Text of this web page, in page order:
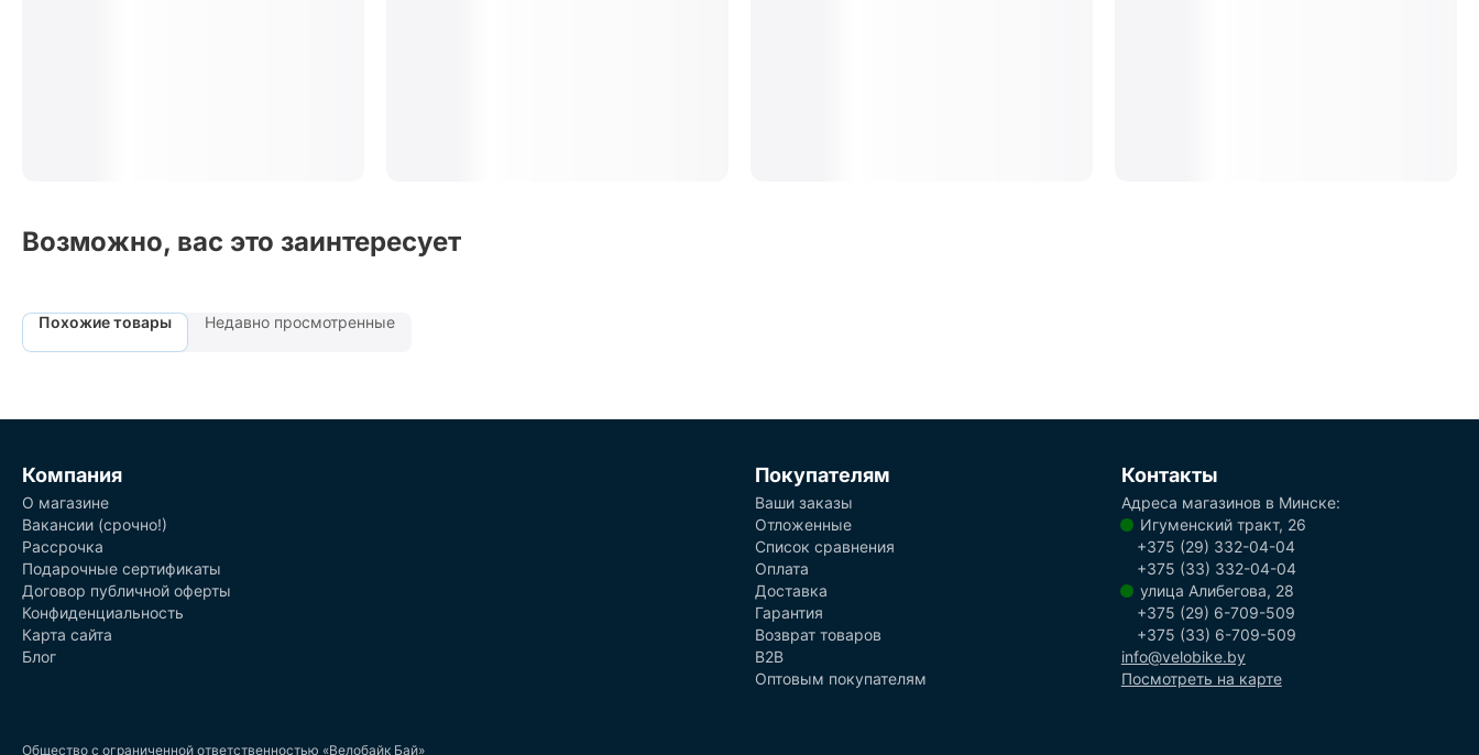
Возможно, вас это заинтересует
Похожие товары Недавно просмотренные
Компания
О магазине
Вакансии (срочно!)
Рассрочка
Подарочные сертификаты
Договор публичной оферты
Конфиденциальность
Карта сайта
Блог
Покупателям
Ваши заказы
Отложенные
Список сравнения
Оплата
Доставка
Гарантия
Возврат товаров
B2B
Оптовым покупателям
Контакты
Адреса магазинов в Минске:
Игуменский тракт, 26
+375 (29) 332-04-04
+375 (33) 332-04-04
улица Алибегова, 28
+375 (29) 6-709-509
+375 (33) 6-709-509
info@velobike.by
Посмотреть на карте
Общество с ограниченной ответственностью «Велобайк Бай»